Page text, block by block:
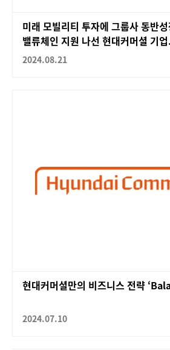
미래 모빌리티 투자에 그룹사 동반
밸류체인 지원 나선 현대커머셜 기
2024.08.21
현대커머셜만의 비즈니스 전략
2024.07.10